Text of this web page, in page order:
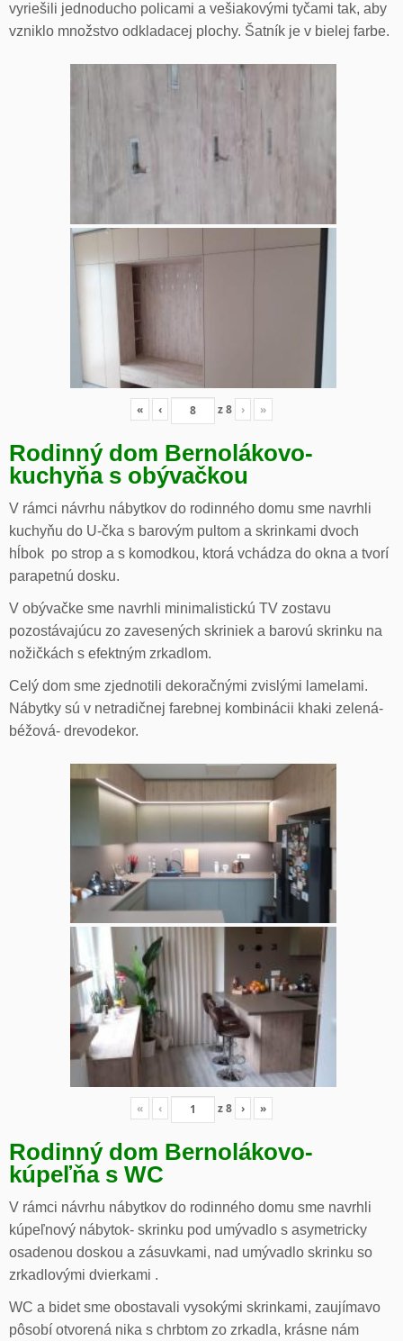
vyriešili jednoducho policami a vešiakovými tyčami tak, aby
vzniklo množstvo odkladacej plochy. Šatník je v bielej farbe.
« ‹ z8 › »
Rodinný dom Bernolákovo-
kuchyňa s obývačkou
V rámci návrhu nábytkov do rodinného domu sme navrhli
kuchyňu do U-čka s barovým pultom a skrinkami dvoch
hĺbok po strop a s komodkou, ktorá vchádza do okna a tvorí
parapetnú dosku.
V obývačke sme navrhli minimalistickú TV zostavu
pozostávajúcu zo zavesených skriniek a barovú skrinku na
nožičkách s efektným zrkadlom.
Celý dom sme zjednotili dekoračnými zvislými lamelami.
Nábytky sú v netradičnej farebnej kombinácii khaki zelená-
béžová- drevodekor.
« ‹ z8 › »
Rodinný dom Bernolákovo-
kúpeľňa s WC
V rámci návrhu nábytkov do rodinného domu sme navrhli
kúpeľnový nábytok- skrinku pod umývadlo s asymetricky
osadenou doskou a zásuvkami, nad umývadlo skrinku so
zrkadlovými dvierkami .
WC a bidet sme obostavali vysokými skrinkami, zaujímavo
pôsobí otvorená nika s chrbtom zo zrkadla, krásne nám